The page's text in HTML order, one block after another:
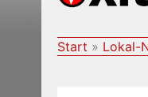
Start Lokal-